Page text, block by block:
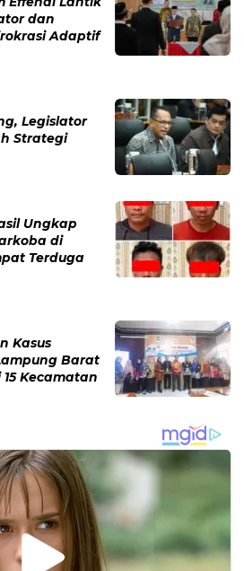
dan
Adaptif
Legislator
Strategi
Ungkap
di
Terduga
Kasus
Barat
Kecamatan